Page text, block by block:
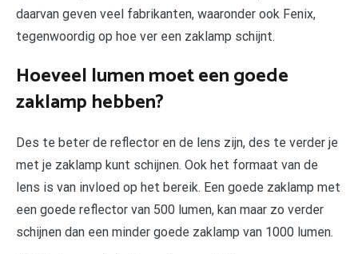
daarvan geven veel fabrikanten, waaronder ook Fenix,
tegenwoordig op hoe ver een zaklamp schijnt.
Hoeveel lumen moet een goede
zaklamp hebben?
Des te beter de reflector en de lens zijn, des te verder je
met je zaklamp kunt schijnen. Ook het formaat van de
lens is van invloed op het bereik. Een goede zaklamp met
een goede reflector van 500 lumen, kan maar zo verder
schijnen dan een minder goede zaklamp van 1000 lumen.